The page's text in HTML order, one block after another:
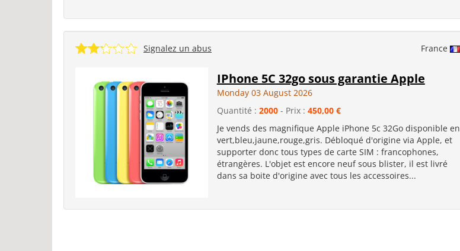
France
Signalez un abus
IPhone 5C 32go sous garantie Apple
Monday 03 August 2026
Quantité : 2000- Prix : 450,00 €
Je vends des magnifique Apple iPhone 5c 32Go disponible en
vert,bleu,jaune,rouge,gris. Débloqué d'origine via Apple, et
supporter donc tous types de carte SIM : francophones,
étrangères. L'objet est encore neuf sous blister, il est livré
dans sa boite d'origine avec tous les accessoires...